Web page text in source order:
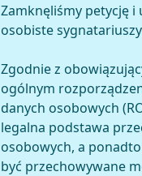
Zamknęliśmy petycję
osobiste
Zgodnie z
ogólnym
danych osobowych
legalna podstawa
osobowych, a
być przechowywane